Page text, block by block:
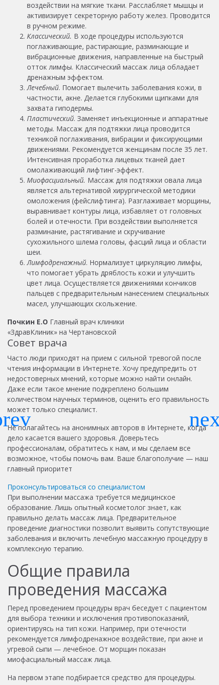
воздействии на мягкие ткани. Расслабляет мышцы и
активизирует секреторную работу желез. Проводится
в ручном режиме.
Классический. В ходе процедуры используются
поглаживающие, растирающие, разминающие и
вибрационные движения, направленные на быстрый
отток лимфы. Классический массаж лица обладает
дренажным эффектом.
Лечебный. Помогает вылечить заболевания кожи, в
частности, акне. Делается глубокими щипками для
захвата гиподермы.
Пластический. Заменяет инъекционные и аппаратные
методы. Массаж для подтяжки лица проводится
техникой поглаживания, вибрации и фиксирующими
движениями. Рекомендуется женщинам после 35 лет.
Интенсивная проработка лицевых тканей дает
омолаживающий лифтинг-эффект.
Миофасциальный. Массаж для подтяжки овала лица
является альтернативой хирургической методики
омоложения (фейслифтинга). Разглаживает морщины,
выравнивает контуры лица, избавляет от головных
болей и отечности. При воздействии выполняется
разминание, растягивание и скручивание
сухожильного шлема головы, фасций лица и области
шеи.
Лимфодренажный. Нормализует циркуляцию лимфы,
что помогает убрать дряблость кожи и улучшить
цвет лица. Осуществляется движениями кончиков
пальцев с предварительным нанесением специальных
масел, улучшающих скольжение.
Почкин Е.О Главный врач клиники
«ЗдравКлиник» на Чертановской
Совет врача
Часто люди приходят на прием с сильной тревогой после
чтения информации в Интернете. Хочу предупредить от
недостоверных мнений, которые можно найти онлайн.
Даже если такое мнение подкреплено большим
количеством научных терминов, оценить его правильность
может только специалист.
Не полагайтесь на анонимных авторов в Интернете, когда
дело касается вашего здоровья. Доверьтесь
профессионалам, обратитесь к нам, и мы сделаем все
возможное, чтобы помочь вам. Ваше благополучие — наш
главный приоритет
Проконсультироваться со специалистом
При выполнении массажа требуется медицинское
образование. Лишь опытный косметолог знает, как
правильно делать массаж лица. Предварительное
проведение диагностики позволит выявить сопутствующие
заболевания и включить лечебную массажную процедуру в
комплексную терапию.
Общие правила
проведения массажа
Перед проведением процедуры врач беседует с пациентом
для выбора техники и исключения противопоказаний,
ориентируясь на тип кожи. Например, при отечности
рекомендуется лимфодренажное воздействие, при акне и
угревой сыпи — лечебное. От морщин показан
миофасциальный массаж лица.
На первом этапе подбирается средство для процедуры.